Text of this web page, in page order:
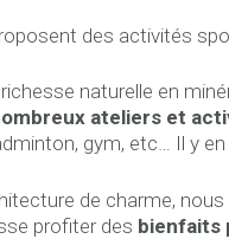
des activités
naturelle en
ateliers et
gym, etc… Il y
de charme,
profiter des bienfaits